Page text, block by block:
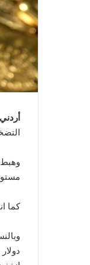
أردني
كما